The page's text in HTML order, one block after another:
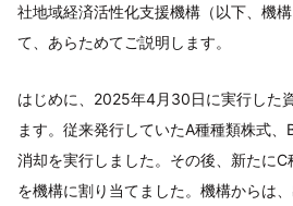
社地域経済活性化支援機構（以下、機
て、あらためてご説明します。
はじめに、2025年4月30日に実行した
ます。従来発行していたA種種類株式、
消却を実行しました。その後、新たに
を機構に割り当てました。機構からは